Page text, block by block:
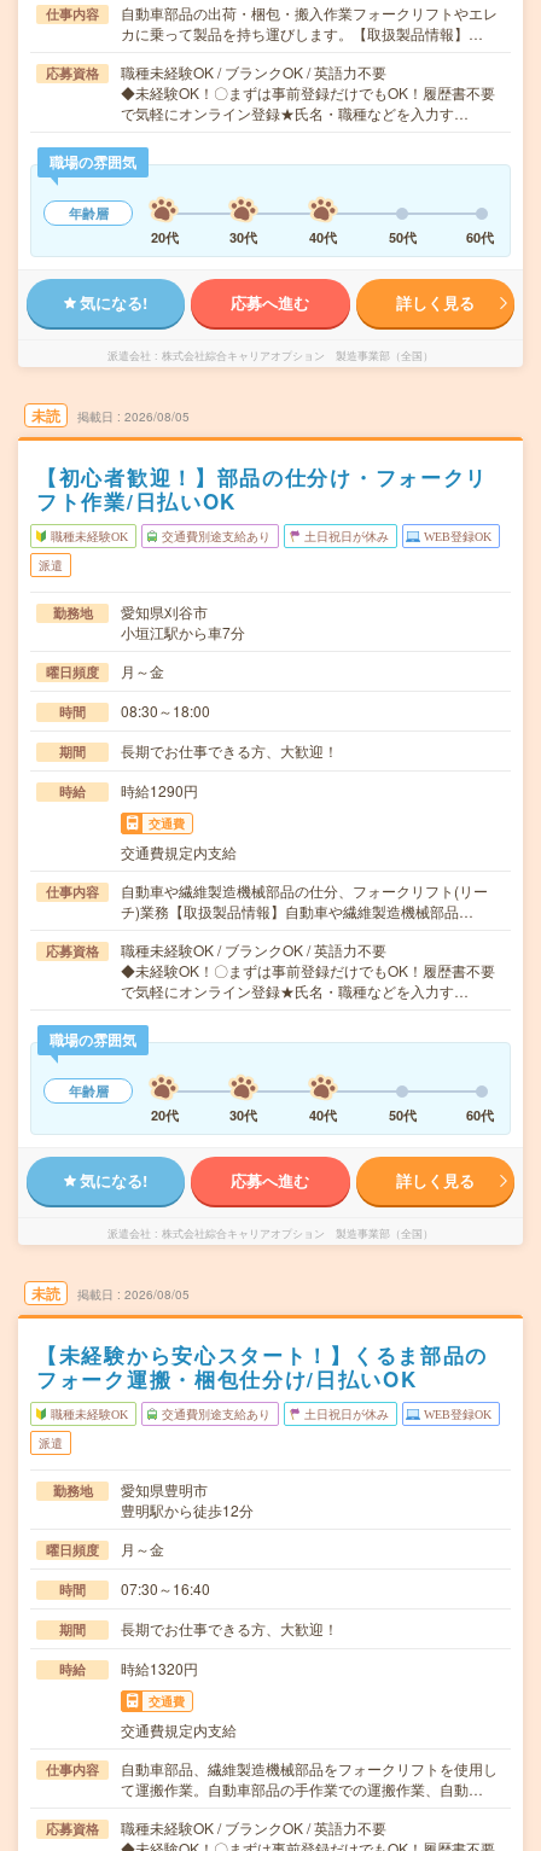
仕事内容
自動車部品の出荷・梱包・搬入作業フォークリフトやエレ
カに乗って製品を持ち運びします。【取扱製品情報】…
応募資格
職種未経験OK / ブランクOK / 英語力不要
◆未経験OK！〇まずは事前登録だけでもOK！履歴書不要
で気軽にオンライン登録★氏名・職種などを入力す…
職場の雰囲気
年齢層
20代
30代 40代 50代 60代
気になる! 応募へ進む 詳しく見る
派遣会社 株式会社綜合キャリアオプション 製造事業部（全国）
未読 掲載日 2026/08/05
【初心者歓迎！】部品の仕分け・フォークリ
フト作業/日払いOK
職種未経験OK 交通費別途支給あり 土日祝日が休み WEB登録OK
派遣
勤務地
愛知県刈谷市
小垣江駅から車7分
曜日頻度 月～金
時間 08:30～18:00
期間 長期でお仕事できる方、大歓迎！
時給 時給1290円
交通費
交通費規定内支給
仕事内容
自動車や繊維製造機械部品の仕分、フォークリフト(リー
チ)業務【取扱製品情報】自動車や繊維製造機械部品…
応募資格
職種未経験OK / ブランクOK / 英語力不要
◆未経験OK！〇まずは事前登録だけでもOK！履歴書不要
で気軽にオンライン登録★氏名・職種などを入力す…
職場の雰囲気
年齢層
20代
30代 40代 50代 60代
気になる! 応募へ進む 詳しく見る
派遣会社 株式会社綜合キャリアオプション 製造事業部（全国）
未読 掲載日 2026/08/05
【未経験から安心スタート！】くるま部品の
フォーク運搬・梱包仕分け/日払いOK
職種未経験OK 交通費別途支給あり 土日祝日が休み WEB登録OK
派遣
勤務地
愛知県豊明市
豊明駅から徒歩12分
曜日頻度 月～金
時間 07:30～16:40
期間 長期でお仕事できる方、大歓迎！
時給 時給1320円
交通費
交通費規定内支給
仕事内容
自動車部品、繊維製造機械部品をフォークリフトを使用し
て運搬作業。自動車部品の手作業での運搬作業、自動…
応募資格
職種未経験OK / ブランクOK / 英語力不要